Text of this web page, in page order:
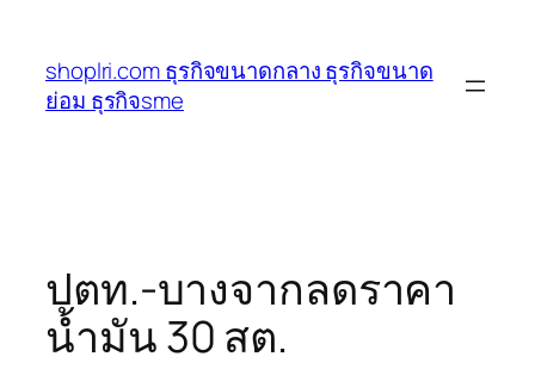
เนื้อหา
shoplri.com ธุรกิจขนาดกลาง ธุรกิจขนาด
ย่อม ธุรกิจsme
ปตท.-บางจากลดราคา
น้ำมัน 30 สต.